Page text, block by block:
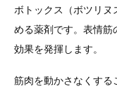
ボトックス（ボツリ
める薬剤です。表情筋
効果を発揮します。
筋肉を動かさなくする